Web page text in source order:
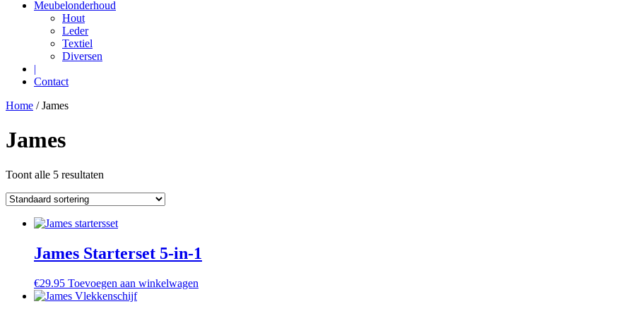
Meubelonderhoud
Hout
Leder
Textiel
Diversen
|
Contact
Home / James
James
Toont alle 5 resultaten
James Starterset 5-in-1
€29.95 Toevoegen aan winkelwagen